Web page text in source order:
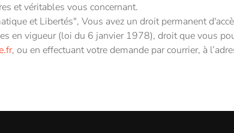
et véritables vous concernant.
et Libertés", Vous avez un droit permanent
en vigueur (loi du 6 janvier 1978), droit que vous
, ou en effectuant votre demande par courrier, à